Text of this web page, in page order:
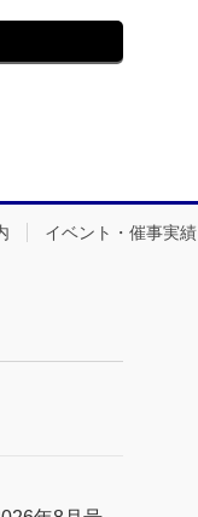
イベント・催事実績